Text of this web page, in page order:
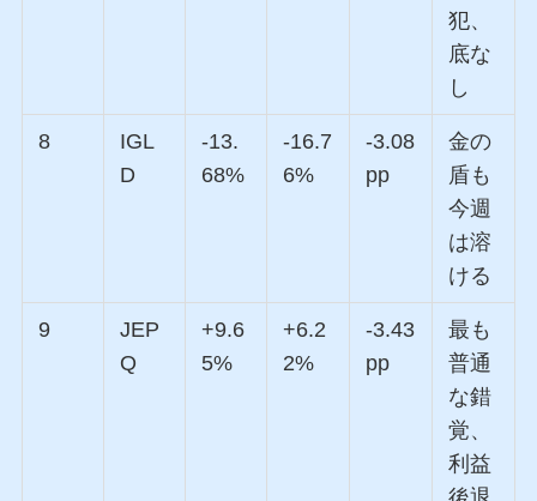
犯、
底な
し
8
IGL
D
-13.
68%
-16.7
6%
-3.08
pp
金の
盾も
今週
は溶
ける
9
JEP
Q
+9.6
5%
+6.2
2%
-3.43
pp
最も
普通
な錯
覚、
利益